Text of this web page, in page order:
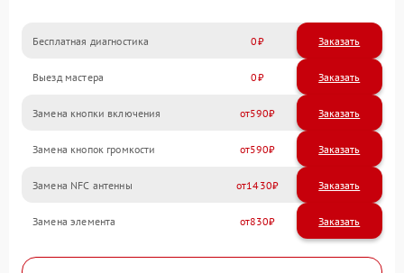
Бесплатная диагностика 0 Заказать
Выезд мастера 0 Заказать
Замена кнопки включения 590
Замена кнопок громкости 590
Замена NFC антенны 1430
Замена элемента 830